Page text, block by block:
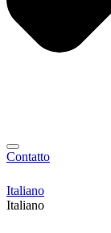
Contatto
Italiano
Italiano